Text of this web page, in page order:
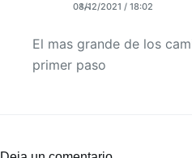
08/12/2021 / 18:02
El mas grande de los
primer paso